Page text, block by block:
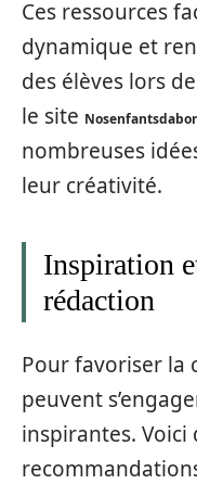
Ces ressources
dynamique et
des élèves lors
le site
nombreuses
leur créativité.
Inspiration
rédaction
Pour favoriser la
peuvent
inspirantes. Voici